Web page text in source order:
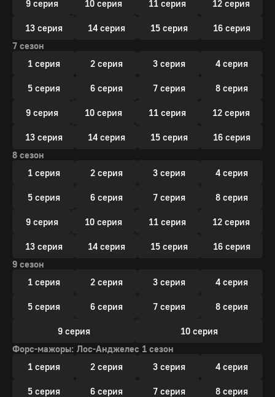
9 серия 10 серия 11 серия 12 серия
13 серия 14 серия 15 серия
16 серия
7 сезон
1 серия
2 серия 3 серия 4 серия
5 серия 6 серия 7 серия 8 серия
9 серия 10 серия 11 серия 12 серия
13 серия 14 серия 15 серия
16 серия
8 сезон
1 серия
2 серия 3 серия 4 серия
5 серия 6 серия 7 серия 8 серия
9 серия 10 серия 11 серия 12 серия
13 серия 14 серия 15 серия
16 серия
9 сезон
1 серия
2 серия 3 серия 4 серия
5 серия 6 серия 7 серия 8 серия
9 серия
10 серия
Форс-мажоры: Лос-Анджелес 1 сезон
1 серия
2 серия 3 серия 4 серия
5 серия 6 серия 7 серия 8 серия